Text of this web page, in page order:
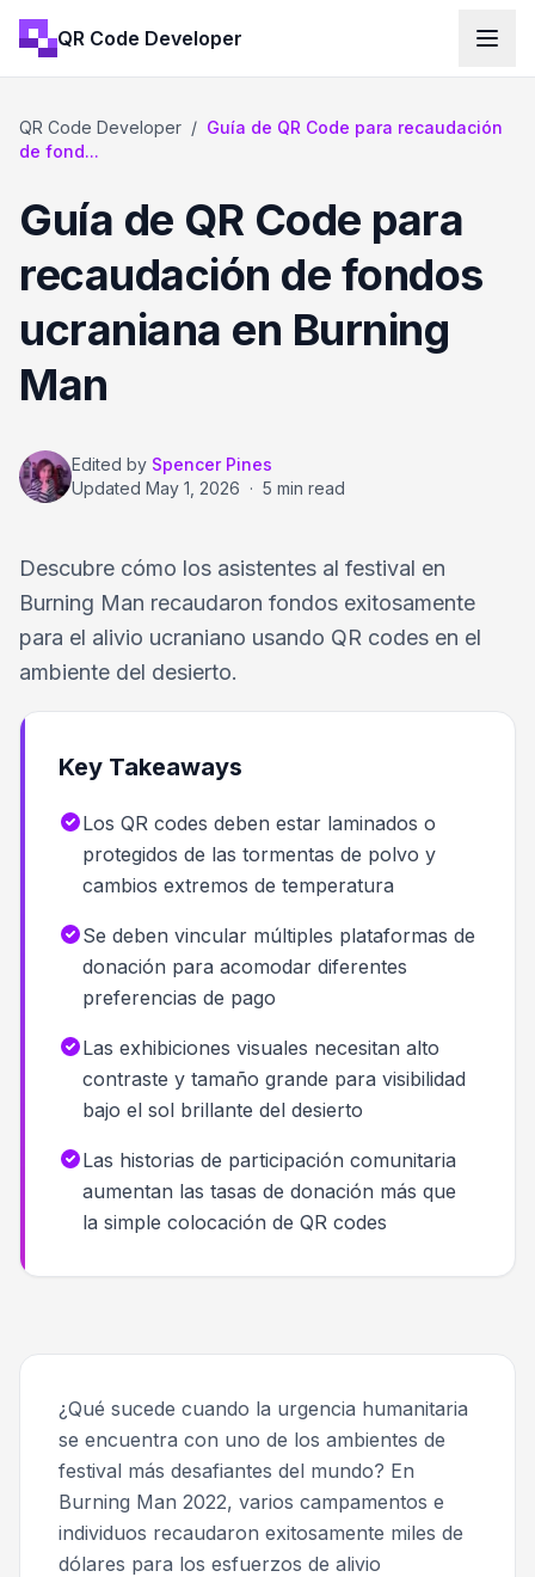
QR Code Developer
QR Code Developer / Guía de QR Code para recaudación
de fond...
Guía de QR Code para
recaudación de fondos
ucraniana en Burning
Man
Edited by Spencer Pines
Updated May 1, 2026 · 5 min read
Descubre cómo los asistentes al festival en
Burning Man recaudaron fondos exitosamente
para el alivio ucraniano usando QR codes en el
ambiente del desierto.
Key Takeaways
Los QR codes deben estar laminados o
protegidos de las tormentas de polvo y
cambios extremos de temperatura
Se deben vincular múltiples plataformas de
donación para acomodar diferentes
preferencias de pago
Las exhibiciones visuales necesitan alto
contraste y tamaño grande para visibilidad
bajo el sol brillante del desierto
Las historias de participación comunitaria
aumentan las tasas de donación más que
la simple colocación de QR codes
¿Qué sucede cuando la urgencia humanitaria
se encuentra con uno de los ambientes de
festival más desafiantes del mundo? En
Burning Man 2022, varios campamentos e
individuos recaudaron exitosamente miles de
dólares para los esfuerzos de alivio